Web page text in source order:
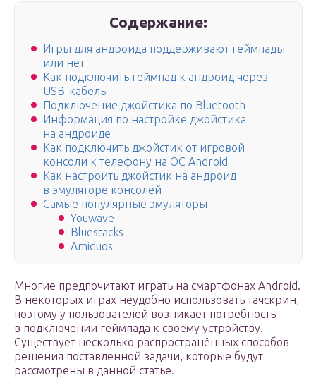
Содержание:
Игры для андроида поддерживают геймпады
или нет
Как подключить геймпад к андроид через
USB-кабель
Подключение джойстика по Bluetooth
Информация по настройке джойстика
на андроиде
Как подключить джойстик от игровой
консоли к телефону на OC Android
Как настроить джойстик на андроид
в эмуляторе консолей
Самые популярные эмуляторы
Youwave
Bluestacks
Amiduos
Многие предпочитают играть на смартфонах Android.
В некоторых играх неудобно использовать тачскрин,
поэтому у пользователей возникает потребность
в подключении геймпада к своему устройству.
Существует несколько распространённых способов
решения поставленной задачи, которые будут
рассмотрены в данной статье.